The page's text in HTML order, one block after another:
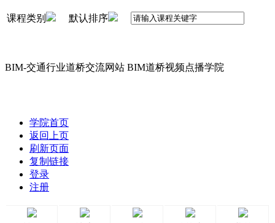
课程类别 默认排序
BIM-交通行业道桥交流网站 BIM道桥视频点播学院
学院首页
返回上页
刷新页面
复制链接
登录
注册